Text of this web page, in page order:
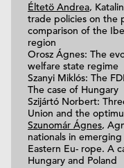
Éltetö Andrea,
trade policies on the
comparison of the
region
Orosz Ágnes: The
welfare state regime
Szanyi Miklós: The
The case of Hungary
Szijártó Norbert:
Union and the
Szunomár Ágnes,
nationals in
Eastern Eu- rope. A
Hungary and Poland